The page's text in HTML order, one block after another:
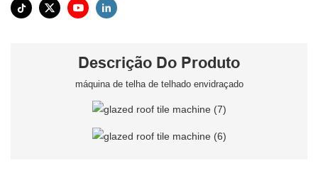
Descrição Do Produto
máquina de telha de telhado envidraçado